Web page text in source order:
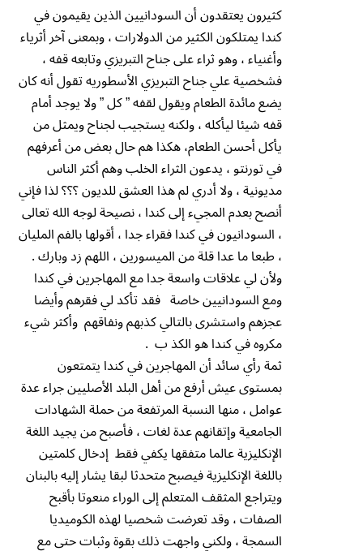
كثيرون يعتقدون أن السودانيين الذين يقيمون في
كندا يمتلكون الكثير من الدولارات ، وبمعنى آخر أثرياء
وأغنياء ، وهو ثراء على جناح التبريزي وتابعه قفه ،
فشخصية علي جناح التبريزي الأسطوريه تقول أنه كان
يضع مائدة الطعام ويقول لقفه ” كل ” ولا يوجد أمام
قفه شيئا ليأكله ، ولكنه يستجيب لجناح ويمثل من
يأكل أحسن الطعام، هكذا هم حال بعض من أعرفهم
في تورنتو ، يدعون الثراء الخلب وهم أكثر الناس
مديونية ، ولا أدري لم هذا العشق للديون ؟؟؟ لذا فإني
أنصح بعدم المجيء إلى كندا ، نصيحة لوجه الله تعالى
، السودانيون في كندا فقراء جدا ، أقولها بالفم المليان
، طبعا ما عدا قلة من الميسورين ، اللهم زد وبارك .
ولأن لي علاقات واسعة جدا مع المهاجرين في كندا
ومع السودانيين خاصة فقد تأكد لي فقرهم وأيضا
عجزهم واستشرى بالتالي كذبهم ونفاقهم وأكثر شيء
مكروه في كندا هو الكذ ب .
ثمة رأي سائد أن المهاجرين في كندا يتمتعون
بمستوى عيش أرفع من أهل البلد الأصليين جراء عدة
عوامل ، منها النسبة المرتفعة من حملة الشهادات
الجامعية وإتقانهم عدة لغات ، فأصبح من يجيد اللغة
الإنكليزية عالما متفقها يكفي فقط إدخال كلمتين
باللغة الإنكليزية فيصبح متحدثا لبقا يشار إليه بالبنان
ويتراجع المثقف المتعلم إلى الوراء منعوتا بأقبح
الصفات ، وقد تعرضت شخصيا لهذه الكوميديا
السمجة ، ولكني واجهت ذلك بقوة وثبات حتى مع